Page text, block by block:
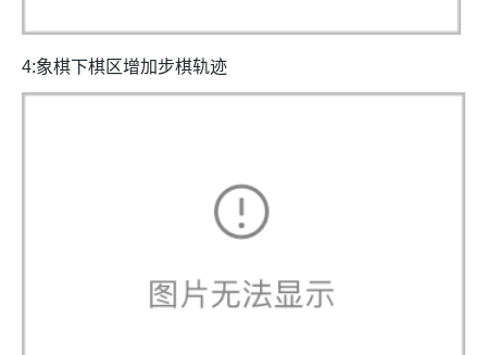
4:象棋下棋区增加步棋轨迹